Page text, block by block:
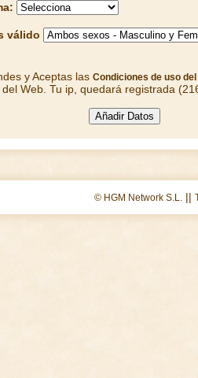
válido
y Aceptas las Condiciones de uso del
del Web. Tu ip, quedará registrada
© HGM Network S.L. ||